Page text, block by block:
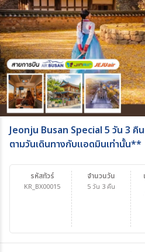
Jeonju Busan Special 5 วัน 3 คื
ตามวันเดินทางกับแอดมินเท่านั้น**
รหัสทัวร์
KR_BX00015
จำนวนวัน
5 วัน 3 คืน